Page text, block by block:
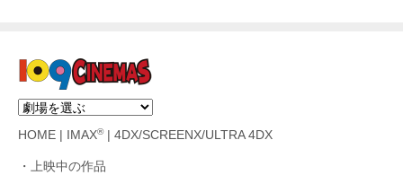
HOME IMAX®| 4DX/SCREENX/ULTRA 4DX
上映中の作品